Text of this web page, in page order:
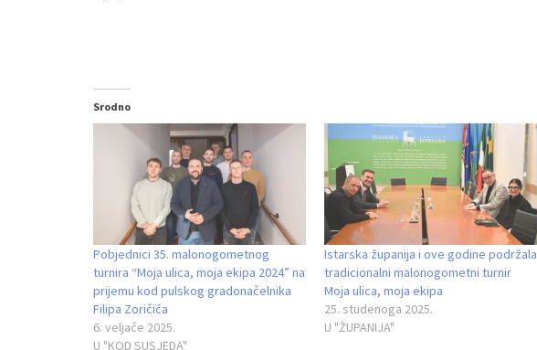
Srodno
Pobjednici 35. malonogometnog
turnira “Moja ulica, moja ekipa 2024” na
prijemu kod pulskog gradonačelnika
Filipa Zoričića
6. veljače 2025.
U "KOD SUSJEDA"
Istarska županija i ove godine podržala
tradicionalni malonogometni turnir
Moja ulica, moja ekipa
25. studenoga 2025.
U "ŽUPANIJA"